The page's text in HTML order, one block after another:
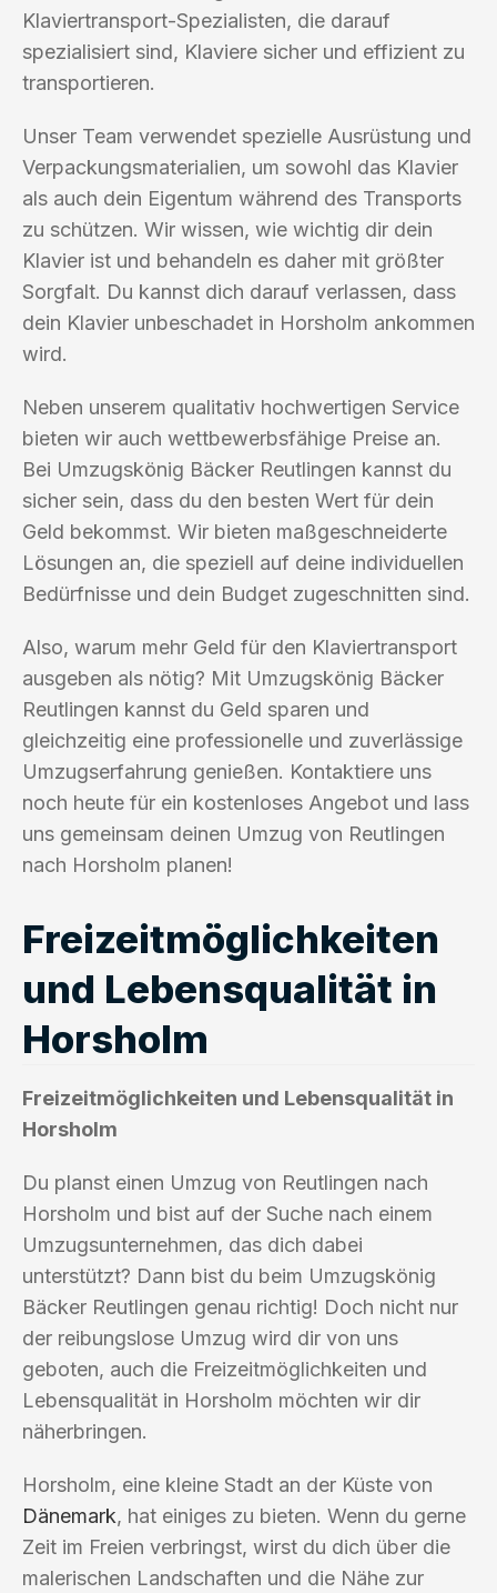
Klaviertransport-Spezialisten, die darauf
spezialisiert sind, Klaviere sicher und effizient zu
transportieren.
Unser Team verwendet spezielle Ausrüstung und
Verpackungsmaterialien, um sowohl das Klavier
als auch dein Eigentum während des Transports
zu schützen. Wir wissen, wie wichtig dir dein
Klavier ist und behandeln es daher mit größter
Sorgfalt. Du kannst dich darauf verlassen, dass
dein Klavier unbeschadet in Horsholm ankommen
wird.
Neben unserem qualitativ hochwertigen Service
bieten wir auch wettbewerbsfähige Preise an.
Bei Umzugskönig Bäcker Reutlingen kannst du
sicher sein, dass du den besten Wert für dein
Geld bekommst. Wir bieten maßgeschneiderte
Lösungen an, die speziell auf deine individuellen
Bedürfnisse und dein Budget zugeschnitten sind.
Also, warum mehr Geld für den Klaviertransport
ausgeben als nötig? Mit Umzugskönig Bäcker
Reutlingen kannst du Geld sparen und
gleichzeitig eine professionelle und zuverlässige
Umzugserfahrung genießen. Kontaktiere uns
noch heute für ein kostenloses Angebot und lass
uns gemeinsam deinen Umzug von Reutlingen
nach Horsholm planen!
Freizeitmöglichkeiten
und Lebensqualität in
Horsholm
Freizeitmöglichkeiten und Lebensqualität in
Horsholm
Du planst einen Umzug von Reutlingen nach
Horsholm und bist auf der Suche nach einem
Umzugsunternehmen, das dich dabei
unterstützt? Dann bist du beim Umzugskönig
Bäcker Reutlingen genau richtig! Doch nicht nur
der reibungslose Umzug wird dir von uns
geboten, auch die Freizeitmöglichkeiten und
Lebensqualität in Horsholm möchten wir dir
näherbringen.
Horsholm, eine kleine Stadt an der Küste von
Dänemark, hat einiges zu bieten. Wenn du gerne
Zeit im Freien verbringst, wirst du dich über die
malerischen Landschaften und die Nähe zur